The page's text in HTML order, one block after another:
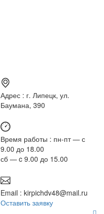
Адрес : г. Липецк, ул.
Баумана, 390
Время работы : пн-пт — с
9.00 до 18.00
сб — c 9.00 до 15.00
Email : kirpichdv48@mail.ru
Оставить заявку